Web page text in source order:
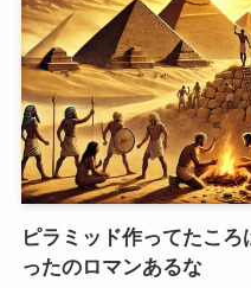
ピラミッド作ってたこ
ったのロマンあるな